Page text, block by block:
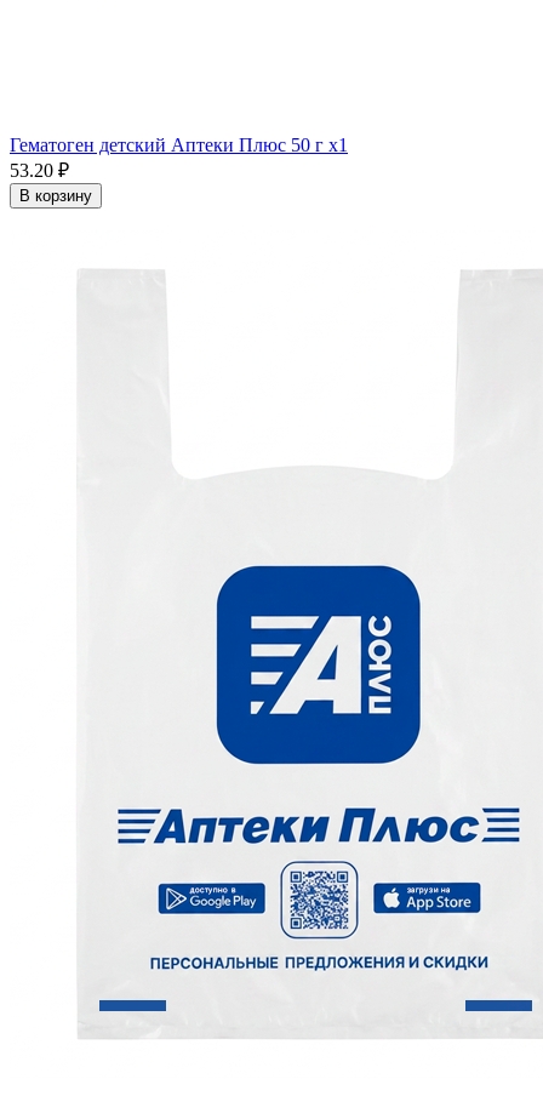
Гематоген детский Аптеки Плюс 50 г x1
53.20 ₽
В корзину